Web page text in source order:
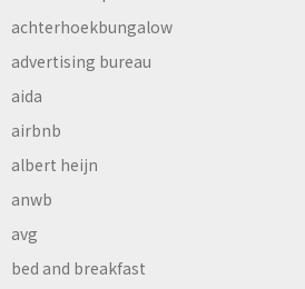
achterhoekbungalow
advertising bureau
aida
airbnb
albert heijn
anwb
avg
bed and breakfast